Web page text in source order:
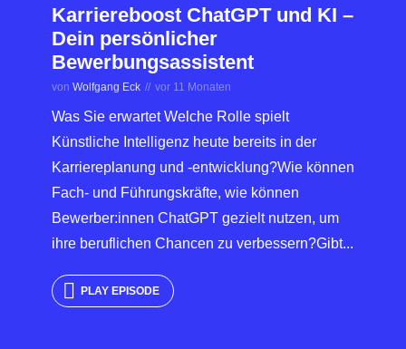
Karriereboost ChatGPT und KI –
Dein persönlicher
Bewerbungsassistent
von Wolfgang Eck vor 11 Monaten
Was Sie erwartet Welche Rolle spielt
Künstliche Intelligenz heute bereits in der
Karriereplanung und -entwicklung?Wie können
Fach- und Führungskräfte, wie können
Bewerber:innen ChatGPT gezielt nutzen, um
ihre beruflichen Chancen zu verbessern?Gibt...
PLAY EPISODE